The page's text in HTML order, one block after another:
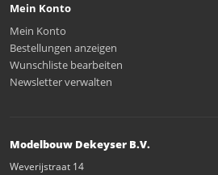
Mein Konto
Mein Konto
Bestellungen anzeigen
Wunschliste bearbeiten
Newsletter verwalten
Modelbouw Dekeyser B.V.
Weverijstraat 14